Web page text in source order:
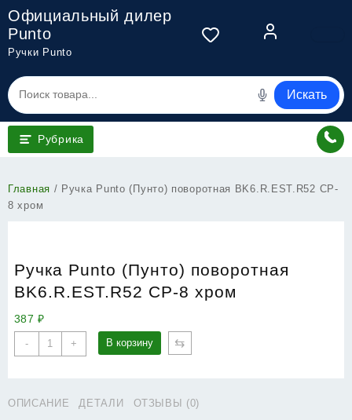
Перейти
содержимому
Официальный дилер
Punto
Ручки Punto
Искать
Рубрика
Главная / Ручка Punto (Пунто) поворотная BK6.R.EST.R52 CP-
8 хром
Ручка Punto (Пунто) поворотная
BK6.R.EST.R52 CP-8 хром
387₽
-
Количество
товара
(Пунто)
+ В корзину ⇆
ОПИСАНИЕ ДЕТАЛИ ОТЗЫВЫ (0)